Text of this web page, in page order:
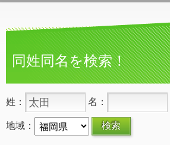
同姓同名を検索！
姓： 名：
地域：